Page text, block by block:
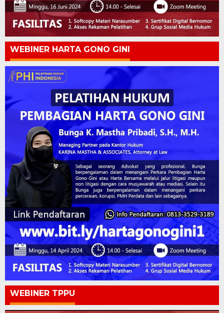
WEBINER HARTA GONO GINI
WEBINER TPPU